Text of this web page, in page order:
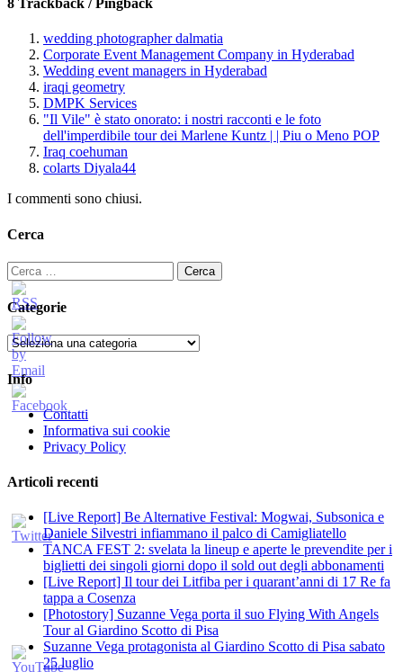
8 Trackback / Pingback
wedding photographer dalmatia
Corporate Event Management Company in Hyderabad
Wedding event managers in Hyderabad
iraqi geometry
DMPK Services
"Il Vile" è stato onorato: i nostri racconti e le foto
dell'imperdibile tour dei Marlene Kuntz | | Piu o Meno POP
Iraq coehuman
colarts Diyala44
I commenti sono chiusi.
Cerca
Ricerca
per:
Categorie
Categorie
Info
Contatti
Informativa sui cookie
Privacy Policy
Articoli recenti
[Live Report] Be Alternative Festival: Mogwai, Subsonica e
Daniele Silvestri infiammano il palco di Camigliatello
TANCA FEST 2: svelata la lineup e aperte le prevendite per i
biglietti dei singoli giorni dopo il sold out degli abbonamenti
[Live Report] Il tour dei Litfiba per i quarant’anni di 17 Re fa
tappa a Cosenza
[Photostory] Suzanne Vega porta il suo Flying With Angels
Tour al Giardino Scotto di Pisa
Suzanne Vega protagonista al Giardino Scotto di Pisa sabato
25 luglio